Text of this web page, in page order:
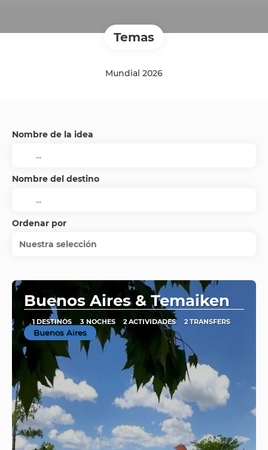
Temas
Mundial 2026
Nombre de la idea
Nombre del destino
Ordenar por
Nuestra selección
Buenos Aires & Temaiken
1 DESTINOS 3 NOCHES 2 ACTIVIDADES 2 TRANSFERS
Buenos Aires